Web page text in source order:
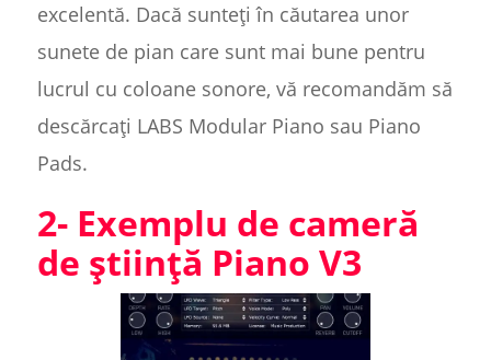
excelentă. Dacă sunteți în căutarea unor
sunete de pian care sunt mai bune pentru
lucrul cu coloane sonore, vă recomandăm să
descărcați LABS Modular Piano sau Piano
Pads.
2- Exemplu de cameră
de știință Piano V3